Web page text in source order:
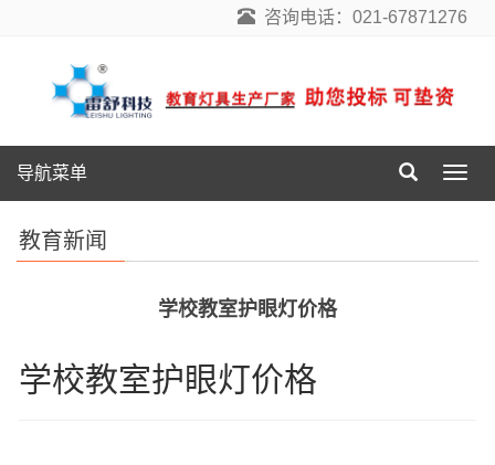
咨询电话：021-67871276
导
航
导航菜单
教育新闻
学校教室护眼灯价格
学校教室护眼灯价格